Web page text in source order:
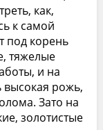
как,
к самой
под корень
тяжелые
и на
высокая рожь,
Зато на
золотистые